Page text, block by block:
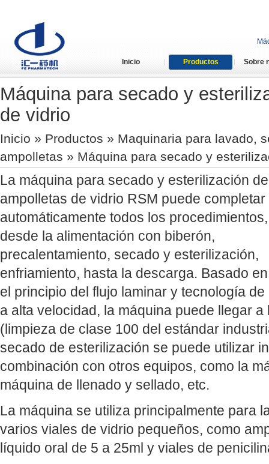
Inicio Productos Sobre
Máquina para secado y
de vidrio
Inicio » Productos » Maquinaria para lavado,
ampolletas » Máquina para secado y
La máquina para secado y esterilización de
ampolletas de vidrio RSM puede completar
automáticamente todos los procedimientos,
desde la alimentación con biberón,
precalentamiento, secado y esterilización,
enfriamiento, hasta la descarga. Basado en
el principio del flujo laminar y tecnología
a alta velocidad, la máquina puede llegar
(limpieza de clase 100 del estándar
secado de esterilización se puede utilizar
combinación con otros equipos, como la
máquina de llenado y sellado, etc.
La máquina se utiliza principalmente para
varios viales de vidrio pequeños, como
líquido oral de 5 a 25ml y viales de